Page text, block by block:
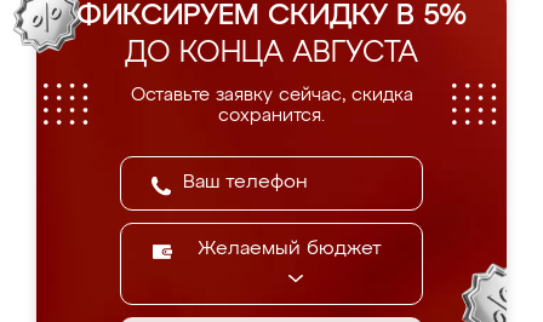
ФИКСИРУЕМ СКИДКУ В 5%
ДО КОНЦА АВГУСТА
Оставьте заявку сейчас, скидка
сохранится.
Желаемый бюджет